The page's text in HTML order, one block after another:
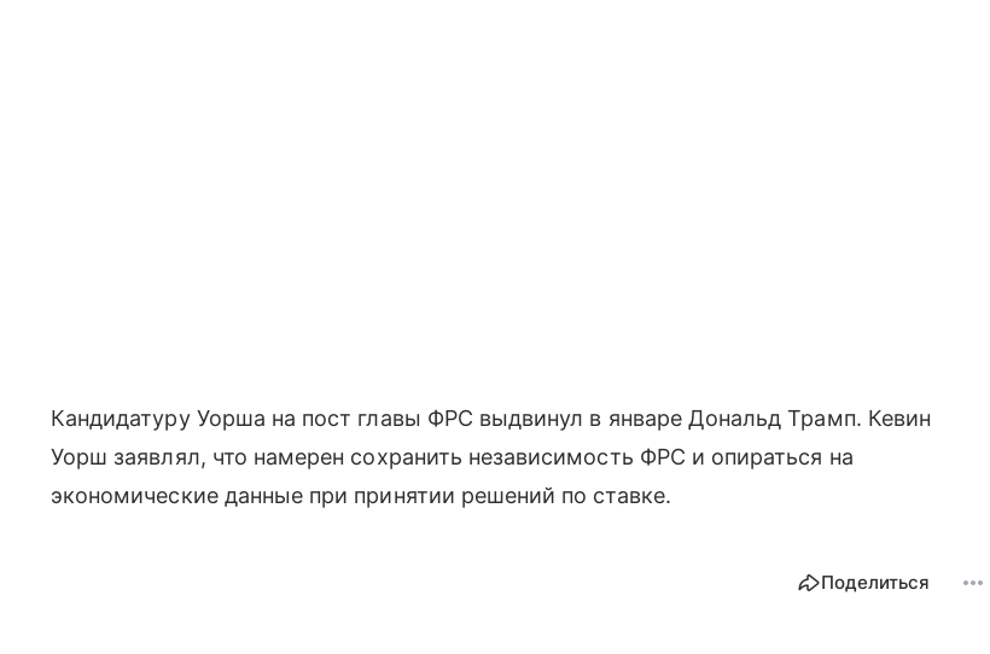
Кандидатуру Уорша на пост главы ФРС выдвинул в январе Дональд Трамп. Кевин
Уорш заявлял, что намерен сохранить независимость ФРС и опираться на
экономические данные при принятии решений по ставке.
Поделиться